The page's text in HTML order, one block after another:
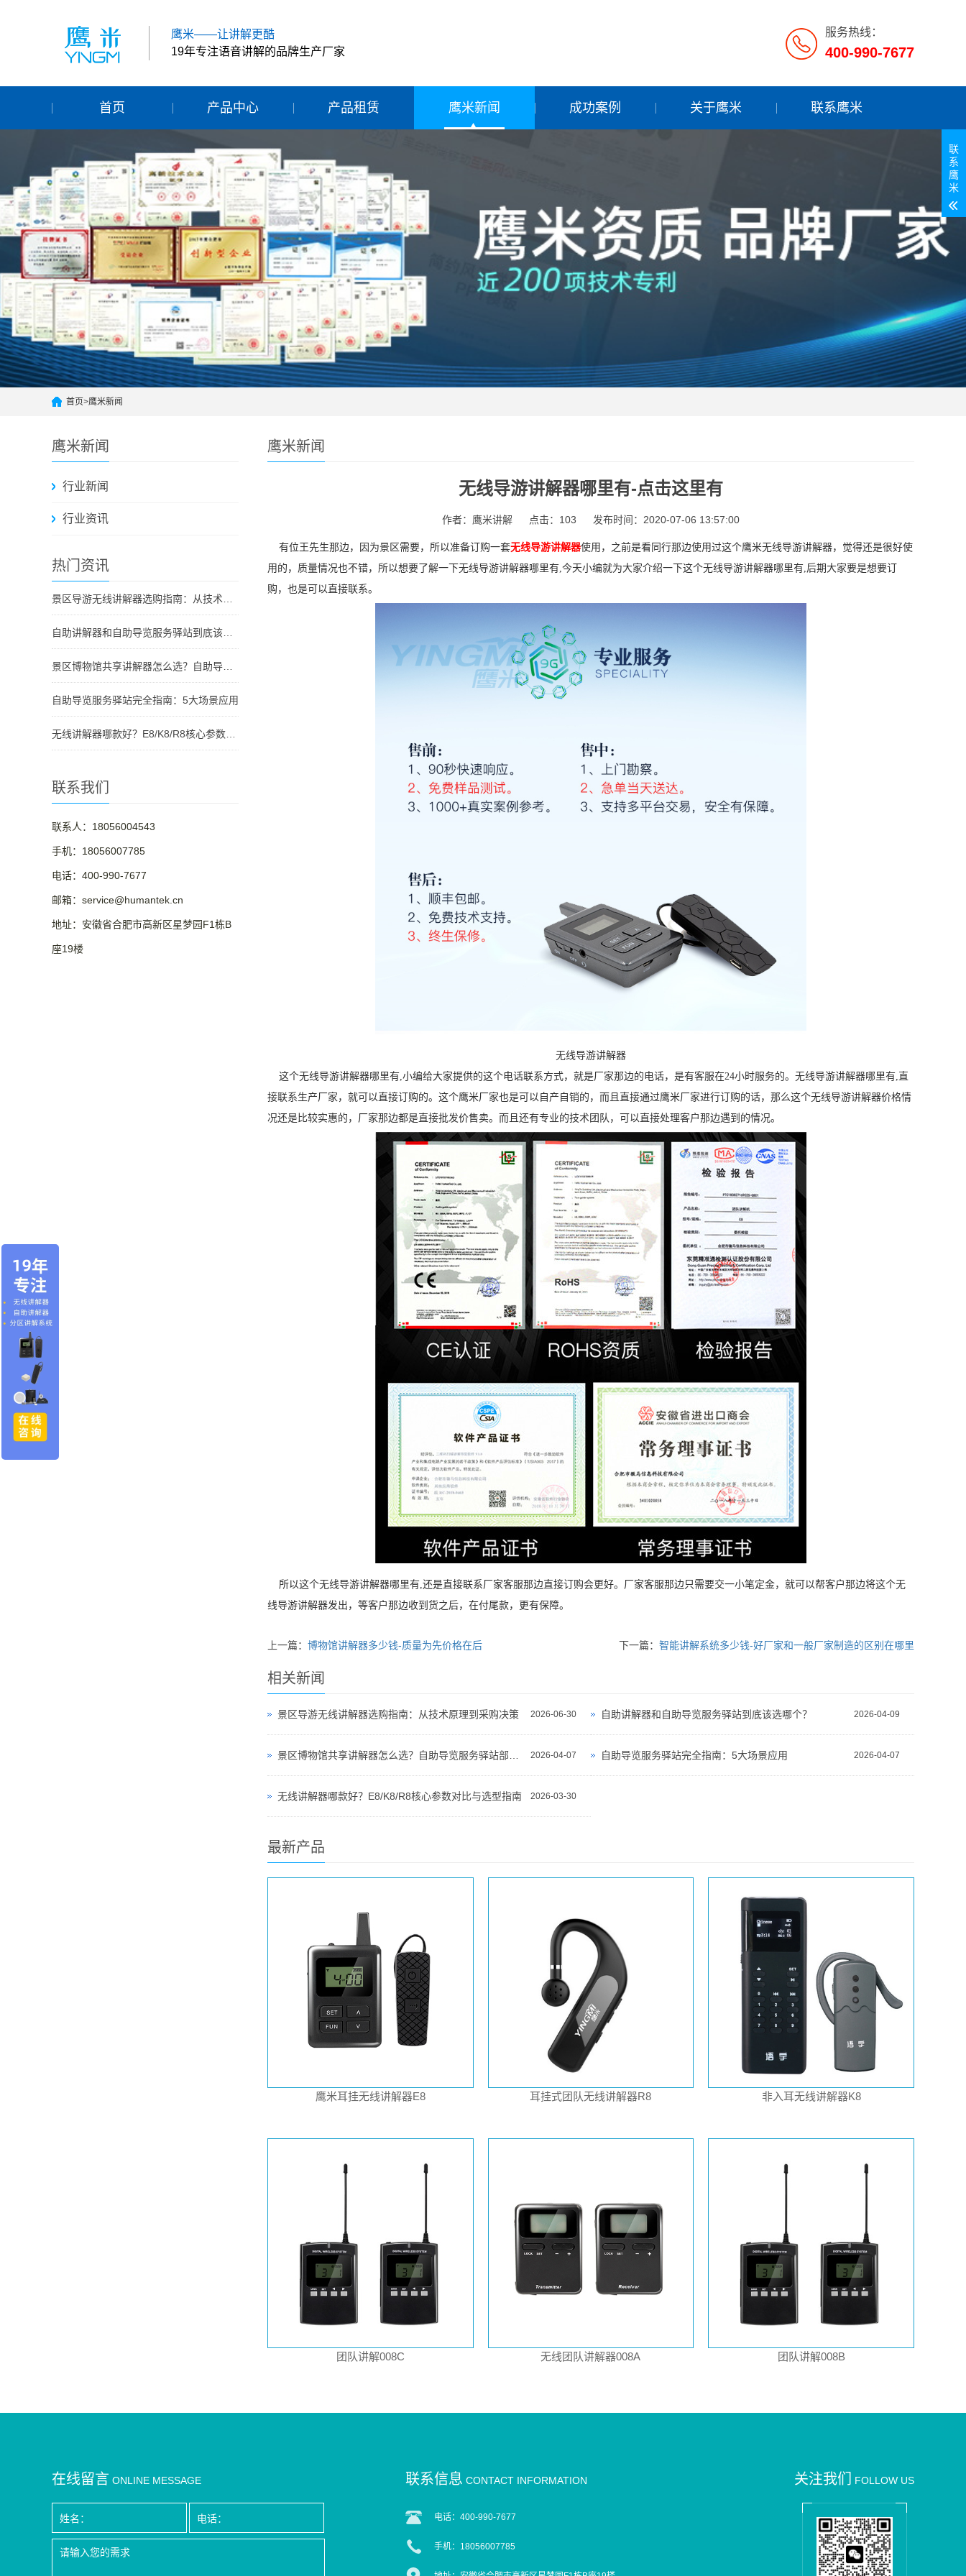
服务热线：
400-990-7677
鹰米——让讲解更酷
19年专注语音讲解的品牌生产厂家
首页 产品中心 产品租赁 鹰米新闻 成功案例 关于鹰米 联系鹰米
首页>鹰米新闻
鹰米新闻
行业新闻
行业资讯
热门资讯
自助导览服务驿站完全指南：5大场景应用
联系我们
联系人：18056004543
手机：18056007785
电话：400-990-7677
邮箱：service@humantek.cn
地址：安徽省合肥市高新区星梦园F1栋B
座19楼
鹰米新闻
无线导游讲解器哪里有-点击这里有
作者：鹰米讲解 点击：103 发布时间：2020-07-06 13:57:00
有位王先生那边，因为景区需要，所以准备订购一套无线导游讲解器使用，之前是看同行那边使用过这个鹰米无线导游讲解器，觉得还是很好使
用的，质量情况也不错，所以想要了解一下无线导游讲解器哪里有,今天小编就为大家介绍一下这个无线导游讲解器哪里有,后期大家要是想要订
购，也是可以直接联系。
无线导游讲解器
这个无线导游讲解器哪里有,小编给大家提供的这个电话联系方式，就是厂家那边的电话，是有客服在24小时服务的。无线导游讲解器哪里有,直
接联系生产厂家，就可以直接订购的。这个鹰米厂家也是可以自产自销的，而且直接通过鹰米厂家进行订购的话，那么这个无线导游讲解器价格情
况还是比较实惠的，厂家那边都是直接批发价售卖。而且还有专业的技术团队，可以直接处理客户那边遇到的情况。
所以这个无线导游讲解器哪里有,还是直接联系厂家客服那边直接订购会更好。厂家客服那边只需要交一小笔定金，就可以帮客户那边将这个无
线导游讲解器发出，等客户那边收到货之后，在付尾款，更有保障。
上一篇： 博物馆讲解器多少钱-质量为先价格在后 下一篇： 智能讲解系统多少钱-好厂家和一般厂家制造的区别在哪里
相关新闻
2026-06-30
景区导游无线讲解器选购指南：从技术原理到采购决策 2026-04-09
自助讲解器和自助导览服务驿站到底该选哪个？
2026-04-07 2026-04-07
自助导览服务驿站完全指南：5大场景应用
2026-03-30
无线讲解器哪款好？E8/K8/R8核心参数对比与选型指南
最新产品
鹰米耳挂无线讲解器E8 耳挂式团队无线讲解器R8 非入耳无线讲解器K8
团队讲解008C 无线团队讲解器008A 团队讲解008B
关注我们 FOLLOW US
在线留言 ONLINE MESSAGE 联系信息 CONTACT INFORMATION
电话：400-990-7677
手机：18056007785
联
系
鹰
米